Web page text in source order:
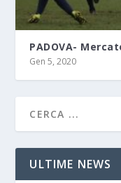
PADOVA-
Gen 5, 2020
ULTIME NEWS